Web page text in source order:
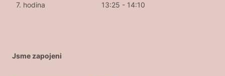
7. hodina 13:25 - 14:10
Jsme zapojeni